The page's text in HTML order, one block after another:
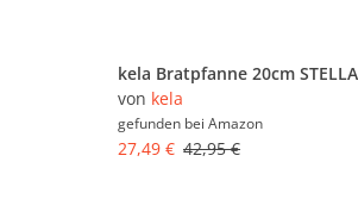
von kela
gefunden bei Amazon
27,49 € 42,95 €